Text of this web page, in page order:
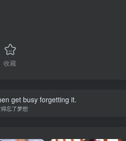
收藏
get busy forgetting it.
忘了梦想